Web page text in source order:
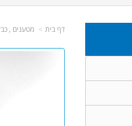
דף בית מטענים ,